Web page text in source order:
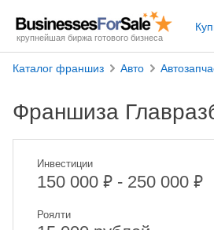
крупнейшая биржа готового бизнеса
Каталог франшиз Авто
Франшиза
Инвестиции
150 000 ₽ - 250 000 ₽
Роялти